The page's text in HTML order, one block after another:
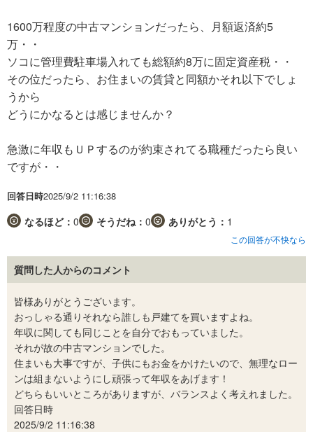
1600万程度の中古マンションだったら、月額返済約5
万・・
ソコに管理費駐車場入れても総額約8万に固定資産税・・
その位だったら、お住まいの賃貸と同額かそれ以下でしょ
うから
どうにかなるとは感じませんか？
急激に年収もＵＰするのが約束されてる職種だったら良い
ですが・・
回答日時2025/9/2 11:16:38
なるほど： 0 そうだね： 0 ありがとう： 1
この回答が不快なら
質問した人からのコメント
皆様ありがとうございます。
おっしゃる通りそれなら誰しも戸建てを買いますよね。
年収に関しても同じことを自分でおもっていました。
それが故の中古マンションでした。
住まいも大事ですが、子供にもお金をかけたいので、無理なロー
ンは組まないようにし頑張って年収をあげます！
どちらもいいところがありますが、バランスよく考えれました。
回答日時
2025/9/2 11:16:38